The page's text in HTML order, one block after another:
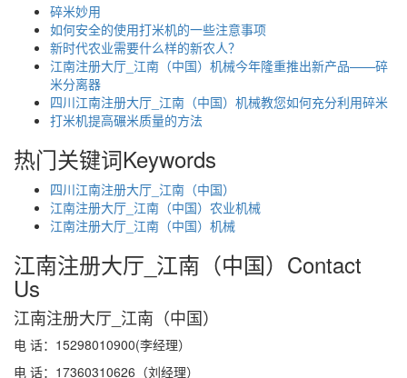
碎米妙用
如何安全的使用打米机的一些注意事项
新时代农业需要什么样的新农人？
江南注册大厅_江南（中国）机械今年隆重推出新产品——碎
米分离器
四川江南注册大厅_江南（中国）机械教您如何充分利用碎米
打米机提高碾米质量的方法
热门关键词Keywords
四川江南注册大厅_江南（中国）
江南注册大厅_江南（中国）农业机械
江南注册大厅_江南（中国）机械
江南注册大厅_江南（中国） Contact
Us
江南注册大厅_江南（中国）
电 话：15298010900(李经理）
电 话：17360310626（刘经理）